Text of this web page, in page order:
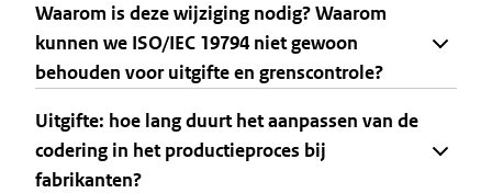
Waarom is deze wijziging nodig? Waarom
kunnen we ISO/IEC 19794 niet gewoon
behouden voor uitgifte en grenscontrole?
Uitgifte: hoe lang duurt het aanpassen van de
codering in het productieproces bij
fabrikanten?